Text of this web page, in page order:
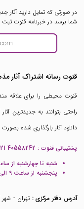
در صورتی که تمایل دارید آثار
شما برسد در خبرنامه قنوت ثبت
قنوت رسانه اشتراک آثار
قنوت محیطی را برای علاقه
راحتی بتوانند به جدیدترین
دانلود آثار بارگذاری شده بصورت
پشتیبانی قنوت : 40558242
شنبه تا چهارشنبه از ساعت 9
پنجشنبه از ساعت 9 الی 15
آدرس دفتر مرکزی :